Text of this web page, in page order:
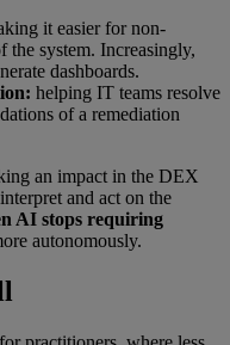
it easier for non-
the system. Increasingly,
dashboards.
helping IT teams resolve
of a remediation
an impact in the DEX
and act on the
AI stops requiring
autonomously.